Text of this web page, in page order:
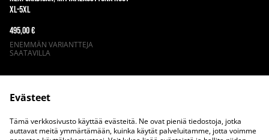
XL-5XL
495,00 €
ENEMMÄN VARIANTTEJA
SAATAVILLA
Evästeet
Tämä verkkosivusto käyttää evästeitä. Ne ovat pieniä tiedostoja, jotka
auttavat meitä ymmärtämään, kuinka käytät palveluitamme, jotta voimme